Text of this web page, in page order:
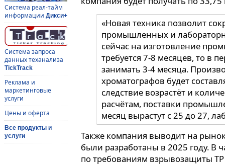
Система реал-тайм
информации Дикси+
Система запроса
данных теханализа
TickTrack
Реклама и
маркетинговые
услуги
Цены и оферта
Все продукты и
услуги
«Новая техника позволит
промышленных и
сейчас на изготовление
требуется 7-8 месяцев, то в
занимать 3-4 месяца.
хроматографов будет
следствие возрастёт и
расчётам, поставки
месяц вырастут с 25 до 27,
— прокомментировала
«ХРОМОС Инжиниринг»
Также компания выводит на
были разработаны в 2025 году. В
по требованиям взрывозащиты